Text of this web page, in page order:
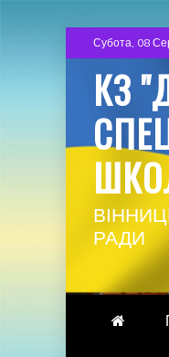
to
content
Субота, 08
КЗ
РАДИ